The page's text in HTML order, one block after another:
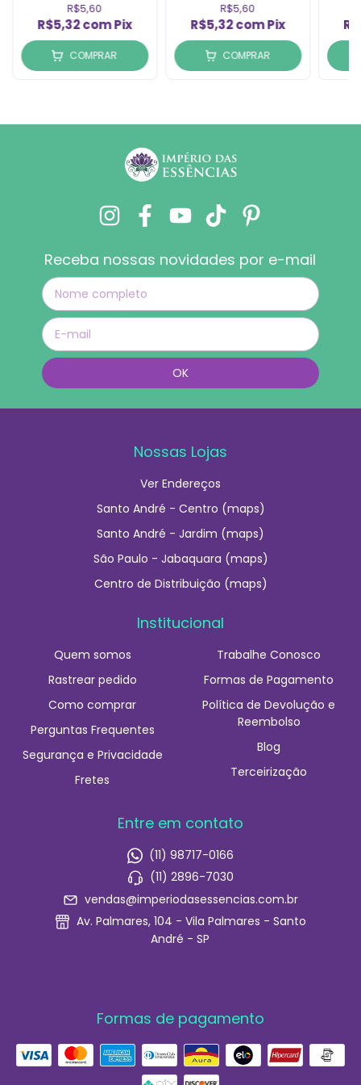
R$5,60
R$5,32comPix
COMPRAR
R$5,60
R$5,32comPix
COMPRAR
Receba nossas novidades por e-mail
Nossas Lojas
Ver Endereços
Santo André - Centro (maps)
Santo André - Jardim (maps)
São Paulo - Jabaquara (maps)
Centro de Distribuição (maps)
Institucional
Quem somos
Rastrear pedido
Como comprar
Perguntas Frequentes
Segurança e Privacidade
Fretes
Trabalhe Conosco
Formas de Pagamento
Política de Devolução e
Reembolso
Blog
Terceirização
Entre em contato
(11) 98717-0166
(11) 2896-7030
vendas@imperiodasessencias.com.br
Av. Palmares, 104 - Vila Palmares - Santo
André - SP
Formas de pagamento